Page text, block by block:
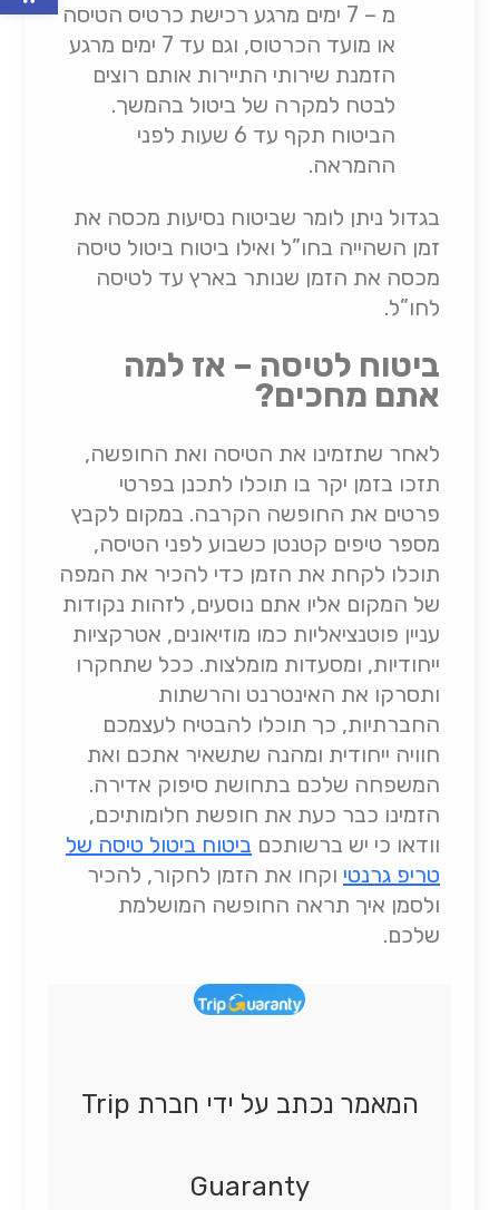
מ – 7 ימים מרגע רכישת כרטיס הטיסה
או מועד הכרטוס, וגם עד 7 ימים מרגע
הזמנת שירותי התיירות אותם רוצים
לבטח למקרה של ביטול בהמשך.
הביטוח תקף עד 6 שעות לפני
ההמראה.
בגדול ניתן לומר שביטוח נסיעות מכסה את
זמן השהייה בחו”ל ואילו ביטוח ביטול טיסה
מכסה את הזמן שנותר בארץ עד לטיסה
לחו”ל.
ביטוח לטיסה – אז למה
אתם מחכים?
לאחר שתזמינו את הטיסה ואת החופשה,
תזכו בזמן יקר בו תוכלו לתכנן בפרטי
פרטים את החופשה הקרבה. במקום לקבץ
מספר טיפים קטנטן כשבוע לפני הטיסה,
תוכלו לקחת את הזמן כדי להכיר את המפה
של המקום אליו אתם נוסעים, לזהות נקודות
עניין פוטנציאליות כמו מוזיאונים, אטרקציות
ייחודיות, ומסעדות מומלצות. ככל שתחקרו
ותסרקו את האינטרנט והרשתות
החברתיות, כך תוכלו להבטיח לעצמכם
חוויה ייחודית ומהנה שתשאיר אתכם ואת
המשפחה שלכם בתחושת סיפוק אדירה.
הזמינו כבר כעת את חופשת חלומותיכם,
וודאו כי יש ברשותכם ביטוח ביטול טיסה של
טריפ גרנטי וקחו את הזמן לחקור, להכיר
ולסמן איך תראה החופשה המושלמת
שלכם.
המאמר נכתב על ידי חברת Trip
Guaranty